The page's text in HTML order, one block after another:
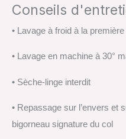
Conseils
• Lavage à froid à la
• Lavage en machine à 30°
• Sèche-linge interdit
• Repassage sur l’envers et
bigorneau signature du col